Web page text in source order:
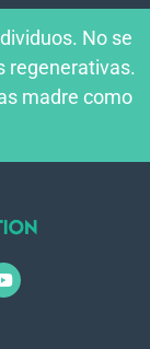
No se
regenerativas.
madre como